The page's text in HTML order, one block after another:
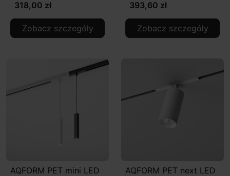
318,00 zł
Zobacz szczegóły
393,60 zł
Zobacz szczegóły
AQFORM PET mini LED
AQFORM PET next LED